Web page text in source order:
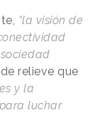
“la visión de
relieve que
y la
luchar